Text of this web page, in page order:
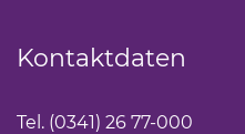
Kontaktdaten
Tel. (0341) 26 77-000